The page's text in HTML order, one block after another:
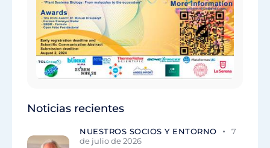
Noticias recientes
NUESTROS SOCIOS Y ENTORNO
7
de julio de 2026